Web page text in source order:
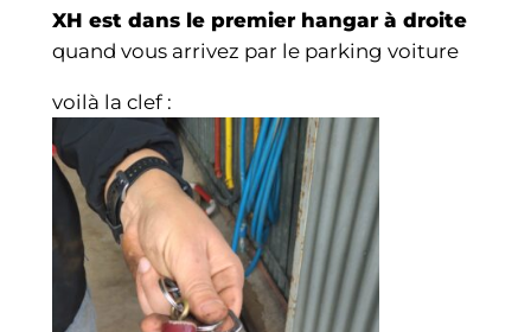
XH est dans le premier hangar à droite
quand vous arrivez par le parking voiture
voilà la clef :